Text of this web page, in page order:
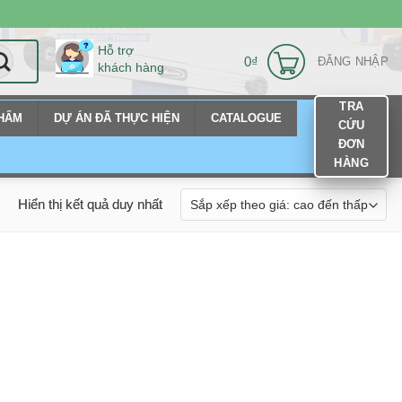
Hỗ trợ
khách hàng
0₫ ĐĂNG NHẬP
DỰ ÁN ĐÃ THỰC HIỆN CATALOGUE
TRA
CỨU
ĐƠN
HÀNG
Hiển thị kết quả duy nhất